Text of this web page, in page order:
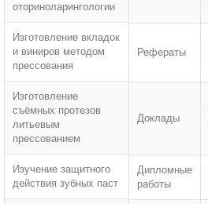
оториноларингологии
Изготовление вкладок
и виниров методом
прессования
Рефераты
Изготовление
съёмных протезов
литьевым
прессованием
Доклады
Изучение защитного
действия зубных паст
Дипломные
работы